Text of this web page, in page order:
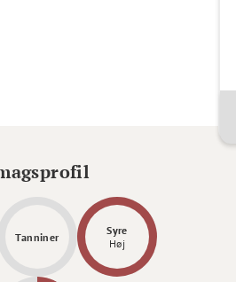
Tanniner
Syre
Høj